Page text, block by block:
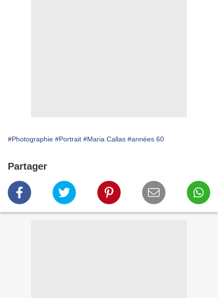
#Photographie #Portrait #Maria Callas #années 60
Partager